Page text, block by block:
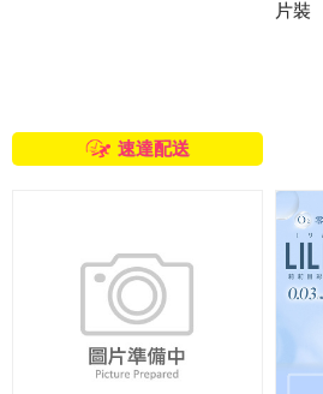
速達配送
片裝